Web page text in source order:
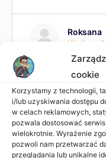
cookie
Korzystamy z technologii,
i/lub uzyskiwania dostępu
w celach reklamowych,
pozwala dostosować
wielokrotnie. Wyrażenie
pozwoli nam przetwarzać
przeglądania lub unikalne
Roksana
Użytkownika
Już wróciłam. Też
wypad ogółem się